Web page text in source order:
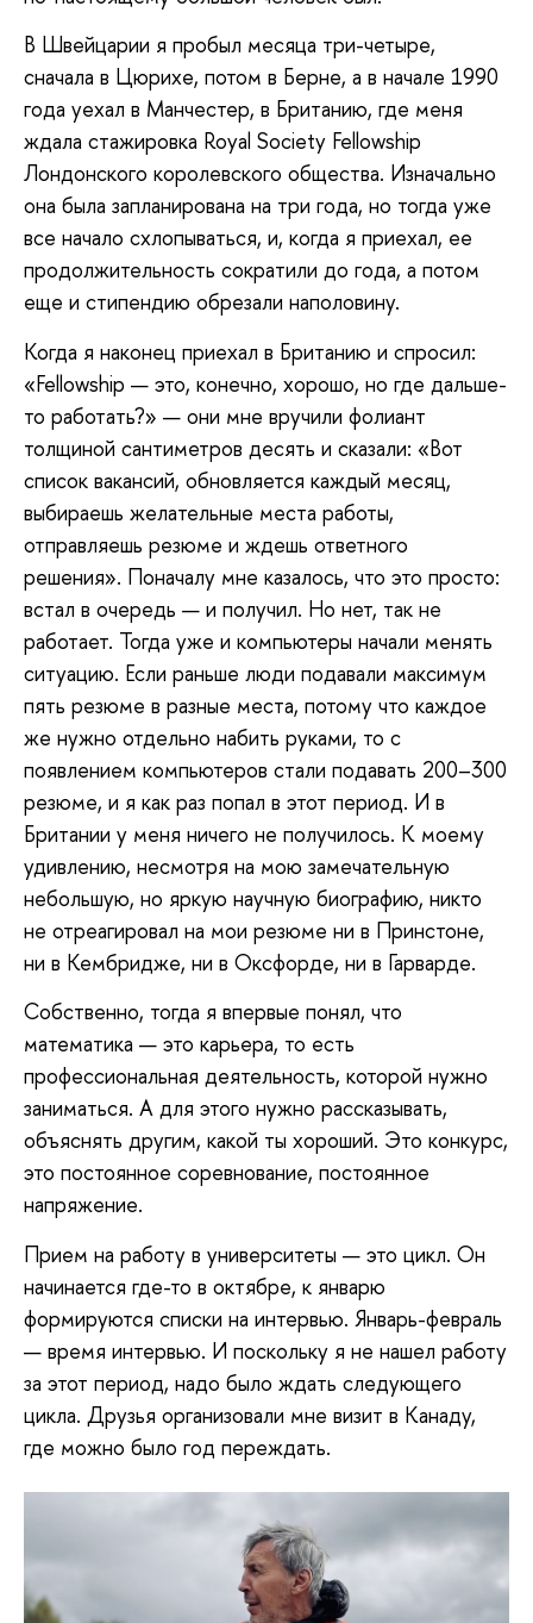
В Швейцарии я пробыл месяца три-четыре,
сначала в Цюрихе, потом в Берне, а в начале 1990
года уехал в Манчестер, в Британию, где меня
ждала стажировка Royal Society Fellowship
Лондонского королевского общества. Изначально
она была запланирована на три года, но тогда уже
вcе начало схлопываться, и, когда я приехал, ее
продолжительность сократили до года, а потом
еще и стипендию обрезали наполовину.
Когда я наконец приехал в Британию и спросил:
«Fellowship — это, конечно, хорошо, но где дальше-
то работать?» — они мне вручили фолиант
толщиной сантиметров десять и сказали: «Вот
список вакансий, обновляется каждый месяц,
выбираешь желательные места работы,
отправляешь резюме и ждешь ответного
решения». Поначалу мне казалось, что это просто:
встал в очередь — и получил. Но нет, так не
работает. Тогда уже и компьютеры начали менять
ситуацию. Если раньше люди подавали максимум
пять резюме в разные места, потому что каждое
же нужно отдельно набить руками, то с
появлением компьютеров стали подавать 200–300
резюме, и я как раз попал в этот период. И в
Британии у меня ничего не получилось. К моему
удивлению, несмотря на мою замечательную
небольшую, но яркую научную биографию, никто
не отреагировал на мои резюме ни в Принстоне,
ни в Кембридже, ни в Оксфорде, ни в Гарварде.
Собственно, тогда я впервые понял, что
математика — это карьера, то есть
профессиональная деятельность, которой нужно
заниматься. А для этого нужно рассказывать,
объяснять другим, какой ты хороший. Это конкурс,
это постоянное соревнование, постоянное
напряжение.
Прием на работу в университеты — это цикл. Он
начинается где-то в октябре, к январю
формируются списки на интервью. Январь-февраль
— время интервью. И поскольку я не нашел работу
за этот период, надо было ждать следующего
цикла. Друзья организовали мне визит в Канаду,
где можно было год переждать.